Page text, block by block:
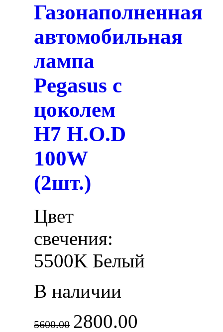
Газонаполненная
автомобильная
лампа
Pegasus с
цоколем
H7 H.O.D
100W
(2шт.)
Цвет
свечения:
5500K Белый
В наличии
5600.00 2800.00